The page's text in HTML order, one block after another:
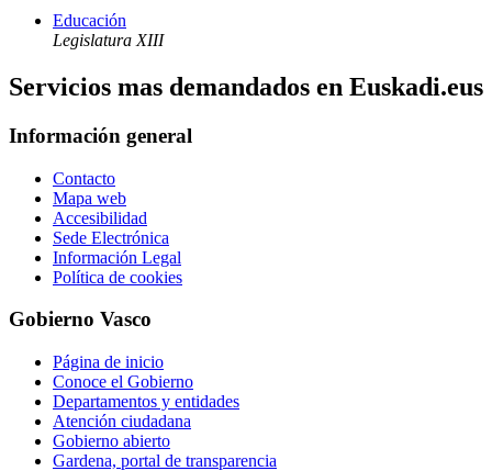
Educación
Legislatura XIII
Servicios mas demandados en Euskadi.eus
Información general
Contacto
Mapa web
Accesibilidad
Sede Electrónica
Información Legal
Política de cookies
Gobierno Vasco
Página de inicio
Conoce el Gobierno
Departamentos y entidades
Atención ciudadana
Gobierno abierto
Gardena, portal de transparencia